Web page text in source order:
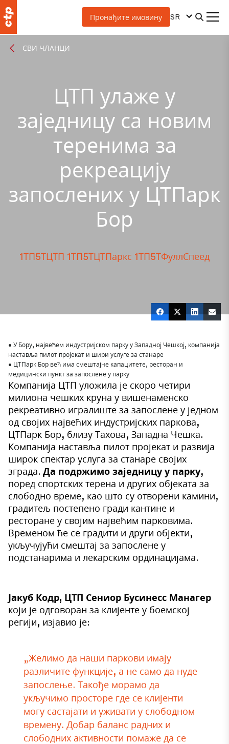
Пронађите имовину SR
СВИ ЧЛАНЦИ
ЦТП улаже у
заједницу са новим
теренима за
рекреацију
запослених у ЦТПарк
Бор
1ТП5ТЦТП 1ТП5ТЦТПаркс 1ТП5ТФуллСпеед
• У Бору, највећем индустријском парку у Западној Чешкој, компанија
наставља пилот пројекат и шири услуге за станаре
• ЦТПарк Бор већ има смештајне капацитете, ресторан и
медицински пункт за запослене у парку
Компанија ЦТП уложила је скоро четири
милиона чешких круна у вишенаменско
рекреативно игралиште за запослене у једном
од својих највећих индустријских паркова,
ЦТПарк Бор, близу Тахова, Западна Чешка.
Компанија наставља пилот пројекат и развија
широк спектар услуга за станаре својих
зграда. Да подржимо заједницу у парку,
поред спортских терена и других објеката за
слободно време, као што су отворени камини,
градитељ постепено гради кантине и
ресторане у својим највећим парковима.
Временом ће се градити и други објекти,
укључујући смештај за запослене у
подстанарима и лекарским ординацијама.
Јакуб Кодр, ЦТП Сениор Бусинесс Манагер
који је одговоран за клијенте у боемској
регији, изјавио је:
„Желимо да наши паркови имају
различите функције, а не само да нуде
запослење. Такође морамо да
укључимо просторе где се клијенти
могу састајати и уживати у слободном
времену. Добар баланс радних и
слободних активности помаже да се